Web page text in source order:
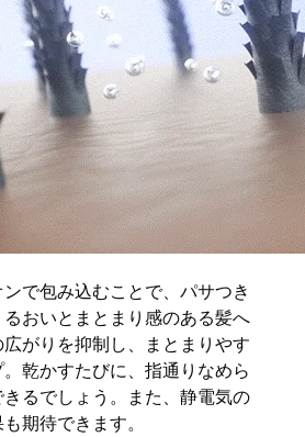
で包み込むことで、パサつき
おいとまとまり感のある髪へ
がりを抑制し、まとまりやす
乾かすたびに、指通りなめら
るでしょう。また、静電気の
期待できます。